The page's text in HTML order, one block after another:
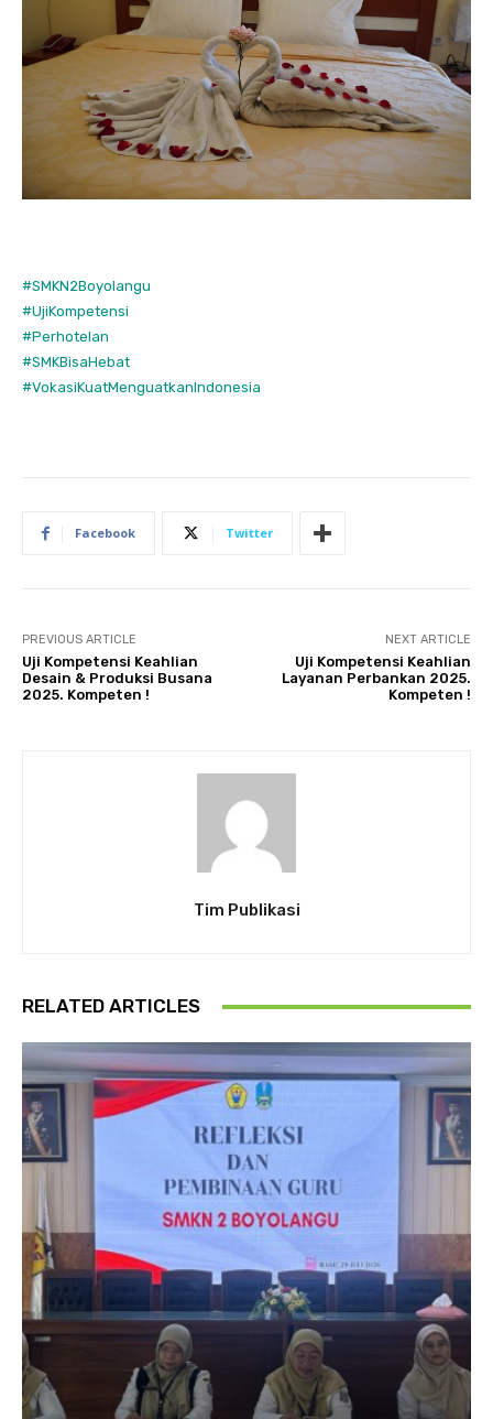
#SMKN2Boyolangu
#UjiKompetensi
#Perhotelan
#SMKBisaHebat
#VokasiKuatMenguatkanIndonesia
Facebook Twitter
PREVIOUS ARTICLE
Uji Kompetensi Keahlian
Desain & Produksi Busana
2025. Kompeten !
NEXT ARTICLE
Uji Kompetensi Keahlian
Layanan Perbankan 2025.
Kompeten !
Tim Publikasi
RELATED ARTICLES